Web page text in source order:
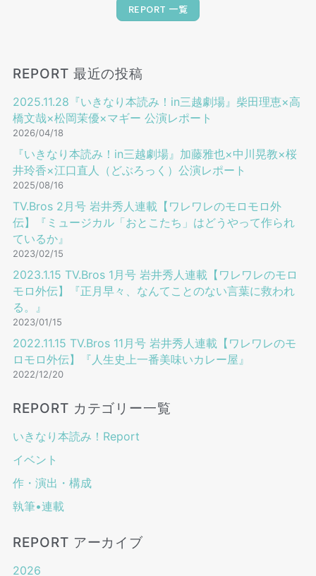
REPORT 一覧
REPORT 最近の投稿
2025.11.28『いきなり本読み！in三越劇場』柴田理恵×高
橋文哉×松岡茉優×マギー 公演レポート
2026/04/18
『いきなり本読み！in三越劇場』加藤雅也×中川晃教×桜
井玲香×江口直人（どぶろっく）公演レポート
2025/08/16
TV.Bros 2⽉号 岩井秀⼈連載【ワレワレのモロモロ外
伝】『ミュージカル「おとこたち」はどうやって作られ
ているか』
2023/02/15
2023.1.15 TV.Bros 1⽉号 岩井秀⼈連載【ワレワレのモロ
モロ外伝】『正月早々、なんてことのない言葉に救われ
る。』
2023/01/15
2022.11.15 TV.Bros 11⽉号 岩井秀⼈連載【ワレワレのモ
ロモロ外伝】『人生史上一番美味いカレー屋』
2022/12/20
REPORT カテゴリー一覧
いきなり本読み！Report
イベント
作・演出・構成
執筆•連載
REPORT アーカイブ
2026